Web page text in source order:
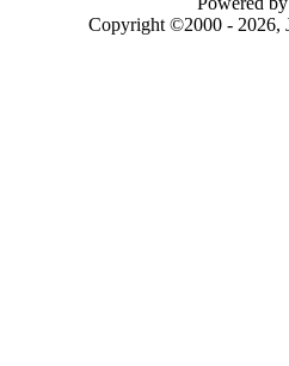
Copyright ©2000 - 2026,